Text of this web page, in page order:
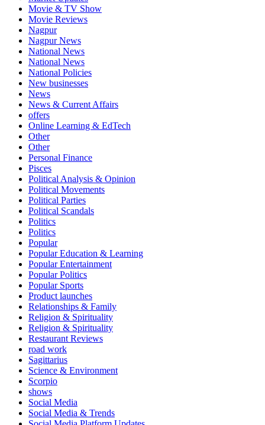
Movie & TV Show
Movie Reviews
Nagpur
Nagpur News
National News
National News
National Policies
New businesses
News
News & Current Affairs
offers
Online Learning & EdTech
Other
Other
Personal Finance
Pisces
Political Analysis & Opinion
Political Movements
Political Parties
Political Scandals
Politics
Politics
Popular
Popular Education & Learning
Popular Entertainment
Popular Politics
Popular Sports
Product launches
Relationships & Family
Religion & Spirituality
Religion & Spirituality
Restaurant Reviews
road work
Sagittarius
Science & Environment
Scorpio
shows
Social Media
Social Media & Trends